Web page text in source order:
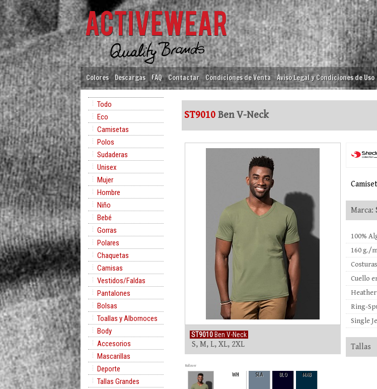
Colores Descargas FAQ Contactar Condiciones de Venta Aviso Legal y Condiciones de Uso
Todo
Eco
Camisetas
Polos
Sudaderas
Unisex
Mujer
Hombre
Niño
Bebé
Gorras
Polares
Chaquetas
Camisas
Vestidos/Faldas
Pantalones
Bolsas
Toallas y Albornoces
Body
Accesorios
Mascarillas
Deporte
Tallas Grandes
ST9010 Ben V-Neck
ST9010 Ben V-Neck
S, M, L, XL, 2XL
Rollover
WH SLA BLO MAB
Marca:
100%
160 g./
Cuello
Ring-
Single
Tallas